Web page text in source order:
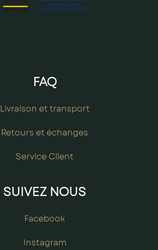
FAQ
Livraison et transport
Retours et échanges
Service Client
SUIVEZ NOUS
Facebook
Instagram